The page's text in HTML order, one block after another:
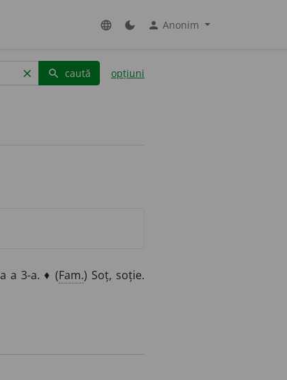
language dark_mode person Anonim
clear search caută opțiuni
a 3-a. ♦ (Fam.) Soț, soție.